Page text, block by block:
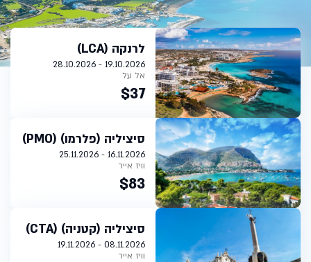
לרנקה (LCA)
19.10.2026 - 28.10.2026
אל על
$37
סיציליה (פלרמו) (PMO)
16.11.2026 - 25.11.2026
וויז אייר
$83
סיציליה (קטניה) (CTA)
08.11.2026 - 19.11.2026
וויז אייר